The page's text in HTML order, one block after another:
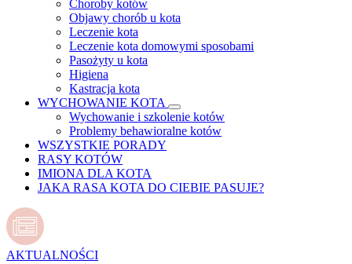
Choroby kotów
Objawy chorób u kota
Leczenie kota
Leczenie kota domowymi sposobami
Pasożyty u kota
Higiena
Kastracja kota
WYCHOWANIE KOTA
Wychowanie i szkolenie kotów
Problemy behawioralne kotów
WSZYSTKIE PORADY
RASY KOTÓW
IMIONA DLA KOTA
JAKA RASA KOTA DO CIEBIE PASUJE?
AKTUALNOŚCI